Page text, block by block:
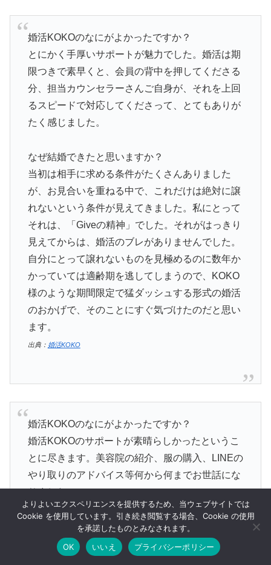
婚活KOKOのなにがよかったですか？
とにかく手厚いサポートが魅力でした。婚活は期
限つきで素早くと、会員の背中を押してくださる
分、担当カウンセラーさんご自身が、それを上回
るスピードで対応してくださって、とてもありが
たく感じました。
なぜ結婚できたと思いますか？
当初は相手に求める条件がたくさんありました
が、お見合いを重ねる中で、これだけは絶対に譲
れないという条件が見えてきました。私にとって
それは、「Giveの精神」でした。それがはっきり
見えてからは、婚活のブレがありませんでした。
自分にとって譲れないものを見極めるのに数年か
かっていては適齢期を逃してしまうので、KOKO
様のような期間限定で猛ダッシュする形式の婚活
のおかげで、そのことにすぐ気づけたのだと思い
ます。
出典： 婚活KOKO
婚活KOKOのなにがよかったですか？
婚活KOKOのサポートが素晴らしかったというこ
とに尽きます。美容院の紹介、服の購入、LINEの
やり取りのアドバイス等何から何までお世話にな
なぜ結婚できたと思いますか？
私自身に絶対に成婚するという覚悟があったこ
ホーム 検索 トップ
よりよいエクスペリエンスを提供するため、当ウェブサイトでは
Cookie を使用しています。引き続き閲覧する場合、Cookie の使用
を承諾したものとみなされます。
OK
いいえ プライバシーポリシー